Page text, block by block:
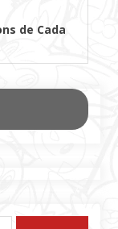
de Cada